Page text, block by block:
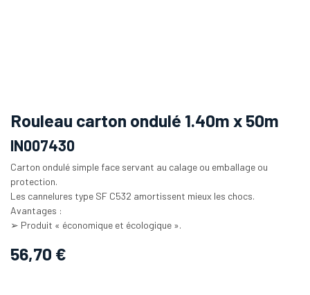
Rouleau carton ondulé 1.40m x 50m
IN007430
Carton ondulé simple face servant au calage ou emballage ou
protection.
Les cannelures type SF C532 amortissent mieux les chocs.
Avantages :
➢ Produit « économique et écologique ».
56,70 €